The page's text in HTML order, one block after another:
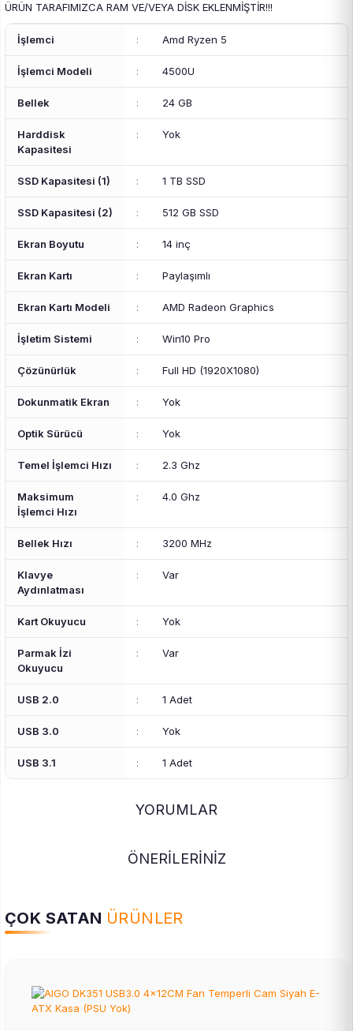
ÜRÜN TARAFIMIZCA RAM VE/VEYA DİSK EKLENMİŞTİR!!!
İşlemci : Amd Ryzen 5
İşlemci Modeli : 4500U
Bellek : 24 GB
Harddisk
Kapasitesi
: Yok
SSD Kapasitesi (1) : 1 TB SSD
SSD Kapasitesi (2) : 512 GB SSD
Ekran Boyutu : 14 inç
Ekran Kartı : Paylaşımlı
Ekran Kartı Modeli : AMD Radeon Graphics
İşletim Sistemi : Win10 Pro
Çözünürlük : Full HD (1920X1080)
Dokunmatik Ekran : Yok
Optik Sürücü : Yok
Temel İşlemci Hızı : 2.3 Ghz
Maksimum
İşlemci Hızı
: 4.0 Ghz
Bellek Hızı : 3200 MHz
Klavye
Aydınlatması
: Var
Kart Okuyucu : Yok
Parmak İzi
Okuyucu
: Var
USB 2.0 : 1 Adet
USB 3.0 : Yok
USB 3.1 : 1 Adet
YORUMLAR
ÖNERİLERİNİZ
ÇOK SATAN ÜRÜNLER